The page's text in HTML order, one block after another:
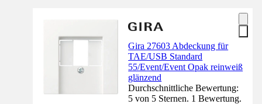
Gira 27603 Abdeckung für
TAE/USB Standard
55/Event/Event Opak reinweiß
glänzend
Durchschnittliche Bewertung:
5 von 5 Sternen. 1 Bewertung.